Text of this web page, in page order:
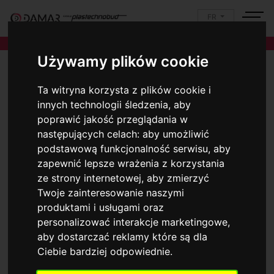
Używamy plików cookie
Ta witryna korzysta z plików cookie i
innych technologii śledzenia, aby
poprawić jakość przeglądania w
następujących celach:aby umożliwić
podstawową funkcjonalność serwisu,aby
zapewnić lepsze wrażenia z korzystania
ze strony internetowej,aby zmierzyć
Twoje zainteresowanie naszymi
produktami i usługami oraz
personalizować interakcje marketingowe,
aby dostarczać reklamy które są dla
Ciebie bardziej odpowiednie.
FR